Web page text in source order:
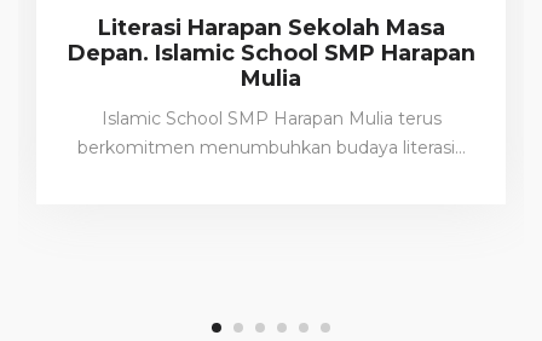
Literasi Harapan Sekolah Masa
Depan. Islamic School SMP Harapan
Mulia
Islamic School SMP Harapan Mulia terus
berkomitmen menumbuhkan budaya literasi…